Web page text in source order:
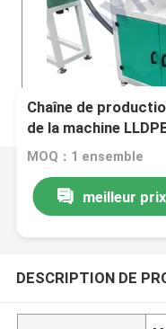
Chaîne de
de la machine
Pipe Extruder
MOQ：1 ensemble
meilleur prix
DESCRIPTION DE